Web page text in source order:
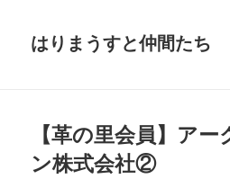
はりまうすと仲間たち
【革の里会員】ア
ン株式会社②